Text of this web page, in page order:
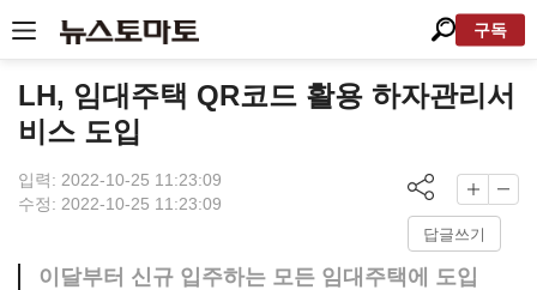
구독
LH, 임대주택 QR코드 활용 하자관리서
비스 도입
입력: 2022-10-25 11:23:09
수정: 2022-10-25 11:23:09
답글쓰기
이달부터 신규 입주하는 모든 임대주택에 도입